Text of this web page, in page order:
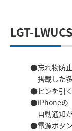
LGT-
忘れ物防
搭載した
ピンを引
iPhoneの
自動通知
電源ボタ